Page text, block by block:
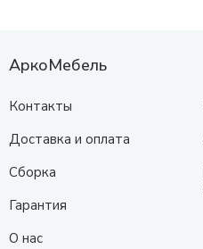
АркоМебель
Контакты
Доставка и оплата
Сборка
Гарантия
О нас